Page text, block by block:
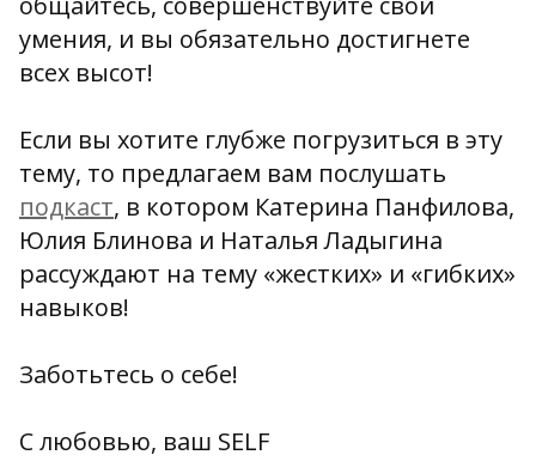
умения, и вы обязательно достигнете
всех высот!
Если вы хотите глубже погрузиться в эту
тему, то предлагаем вам послушать
подкаст, в котором Катерина Панфилова,
Юлия Блинова и Наталья Ладыгина
рассуждают на тему «жестких» и «гибких»
навыков!
Заботьтесь о себе!
С любовью, ваш SELF